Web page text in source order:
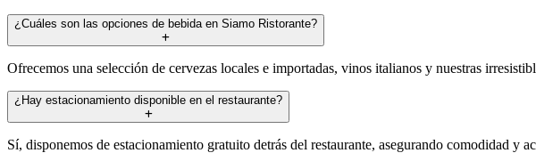
¿Cuáles son las opciones de bebida en Siamo Ristorante?
Ofrecemos una selección de cervezas locales e importadas, vinos italianos y nuestras
¿Hay estacionamiento disponible en el restaurante?
Sí, disponemos de estacionamiento gratuito detrás del restaurante, asegurando comodidad y